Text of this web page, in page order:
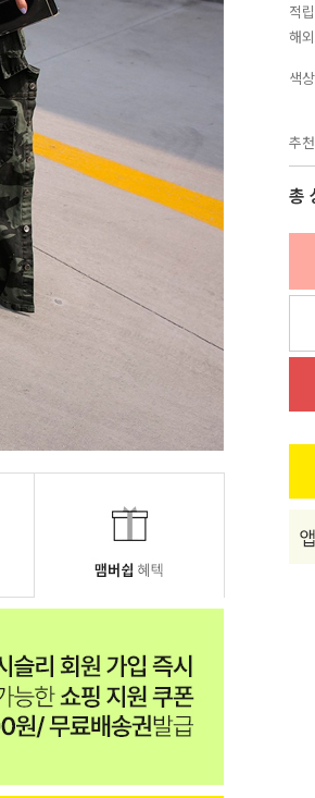
적
해
색상
추
총